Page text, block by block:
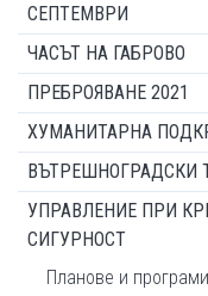
СЕПТЕМВРИ
ЧАСЪТ НА ГАБРОВО
ПРЕБРОЯВАНЕ 2021
ХУМАНИТАРНА
ВЪТРЕШНОГРАДСКИ
УПРАВЛЕНИЕ ПРИ
СИГУРНОСТ
Планове и